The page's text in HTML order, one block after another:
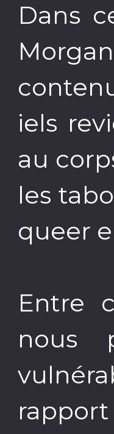
Dans
iels
au
les
queer
Entre
nous